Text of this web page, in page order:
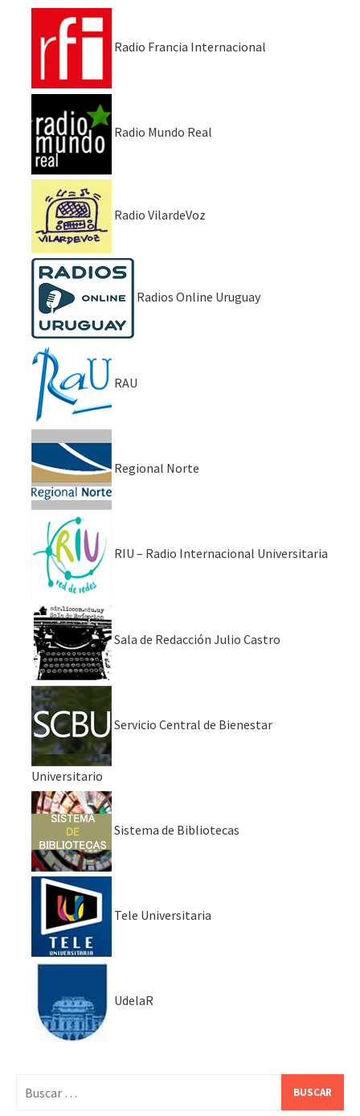
Radio Francia Internacional
Radio Mundo Real
Radio VilardeVoz
Radios Online Uruguay
RAU
Regional Norte
RIU – Radio Internacional Universitaria
Sala de Redacción Julio Castro
Servicio Central de Bienestar
Universitario
Sistema de Bibliotecas
Tele Universitaria
UdelaR